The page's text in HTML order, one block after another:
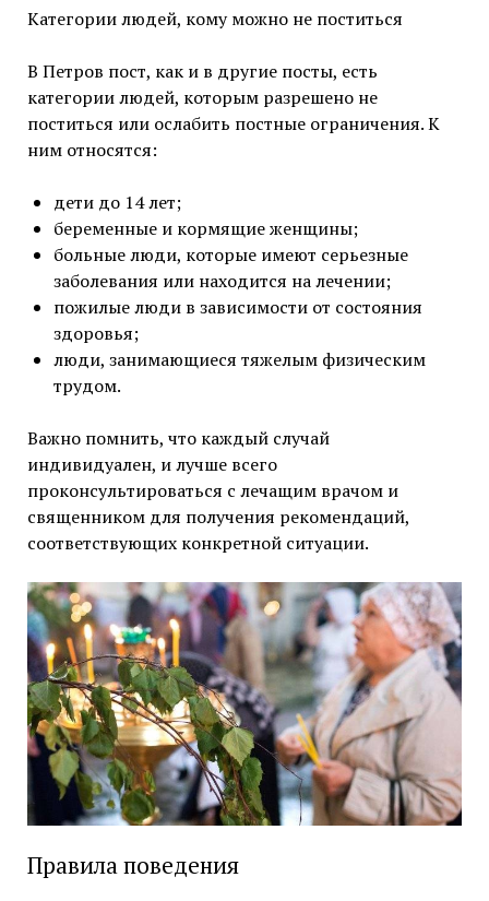
Категории людей, кому можно не поститься
В Петров пост, как и в другие посты, есть
категории людей, которым разрешено не
поститься или ослабить постные ограничения. К
ним относятся:
дети до 14 лет;
беременные и кормящие женщины;
больные люди, которые имеют серьезные
заболевания или находится на лечении;
пожилые люди в зависимости от состояния
здоровья;
люди, занимающиеся тяжелым физическим
трудом.
Важно помнить, что каждый случай
индивидуален, и лучше всего
проконсультироваться с лечащим врачом и
священником для получения рекомендаций,
соответствующих конкретной ситуации.
Правила поведения